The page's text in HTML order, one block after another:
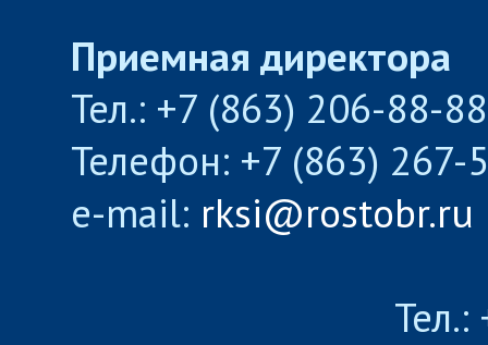
Приемная директора
Тел.: +7 (863) 206-88-
Телефон: +7 (863) 267-
e-mail: rksi@rostobr.ru